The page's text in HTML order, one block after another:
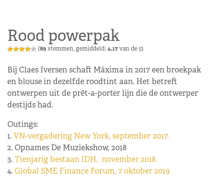
Rood powerpak
(89stemmen, gemiddeld: 4,17van de 5)
Bij Claes Iversen schaft Máxima in 2017 een broekpak
en blouse in dezelfde roodtint aan. Het betreft
ontwerpen uit de prêt-a-porter lijn die de ontwerper
destijds had.
Outings:
1.VN-vergadering New York, september 2017.
2. Opnames De Muziekshow, 2018
3.Tienjarig bestaan IDH, november 2018.
4.Global SME Finance Forum, 7 oktober 2019